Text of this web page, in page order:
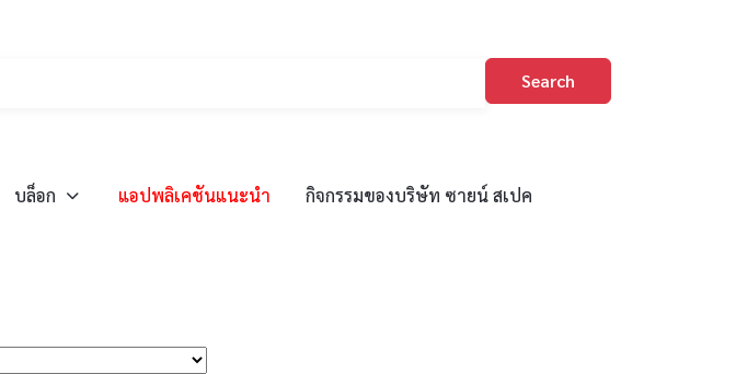
Search
บล็อก แอปพลิเคชันแนะนำ กิจกรรมของบริษัท ซายน์ สเปค